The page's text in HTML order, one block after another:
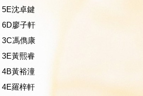
5E沈卓鍵
6D廖子軒
3C馮儁康
3E黃熙睿
4B黃裕潼
4E羅梓軒